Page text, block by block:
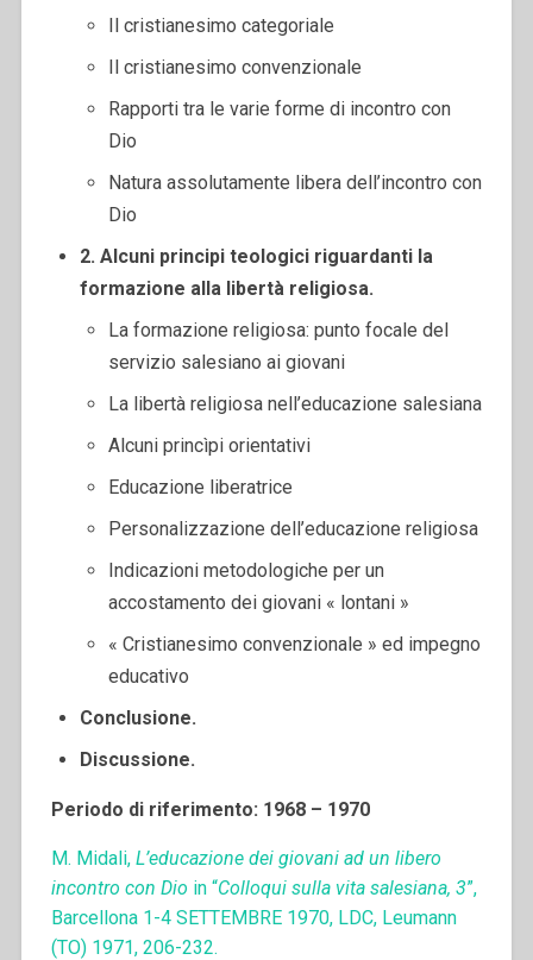
Il cristianesimo categoriale
Il cristianesimo convenzionale
Rapporti tra le varie forme di incontro con
Dio
Natura assolutamente libera dell’incontro con
Dio
2. Alcuni principi teologici riguardanti la
formazione alla libertà religiosa.
La formazione religiosa: punto focale del
servizio salesiano ai giovani
La libertà religiosa nell’educazione salesiana
Alcuni princìpi orientativi
Educazione liberatrice
Personalizzazione dell’educazione religiosa
Indicazioni metodologiche per un
accostamento dei giovani « lontani »
« Cristianesimo convenzionale » ed impegno
educativo
Conclusione.
Discussione.
Periodo di riferimento: 1968 – 1970
M. Midali, L’educazione dei giovani ad un libero
incontro con Dio in “Colloqui sulla vita salesiana, 3”,
Barcellona 1-4 SETTEMBRE 1970, LDC, Leumann
(TO) 1971, 206-232.